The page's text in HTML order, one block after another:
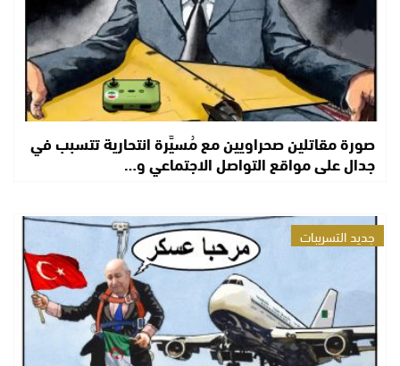
صورة مقاتلين صحراويين مع مُسيَّرة انتحارية تتسبب في
جدال على مواقع التواصل الاجتماعي و…
جديد التسريبات